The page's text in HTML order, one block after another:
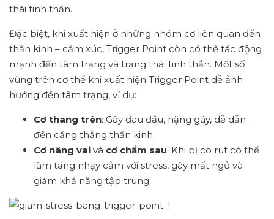
thái tinh thần.
Đặc biệt, khi xuất hiện ở những nhóm cơ liên quan đến
thần kinh – cảm xúc, Trigger Point còn có thể tác động
mạnh đến tâm trạng và trạng thái tinh thần. Một số
vùng trên cơ thể khi xuất hiện Trigger Point dễ ảnh
hưởng đến tâm trạng, ví dụ:
Cơ thang trên: Gây đau đầu, nặng gáy, dễ dẫn
đến căng thẳng thần kinh.
Cơ nâng vai và cơ chẩm sau: Khi bị co rút có thể
làm tăng nhạy cảm với stress, gây mất ngủ và
giảm khả năng tập trung.